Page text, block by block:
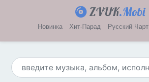
ZVUK.Mobi
Новинка Хит-Парад Русский Чарт